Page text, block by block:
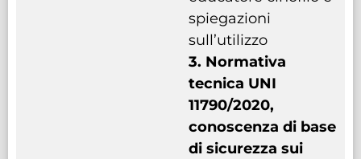
spiegazioni
sull’utilizzo
3. Normativa
tecnica UNI
11790/2020,
conoscenza di base
di sicurezza sui